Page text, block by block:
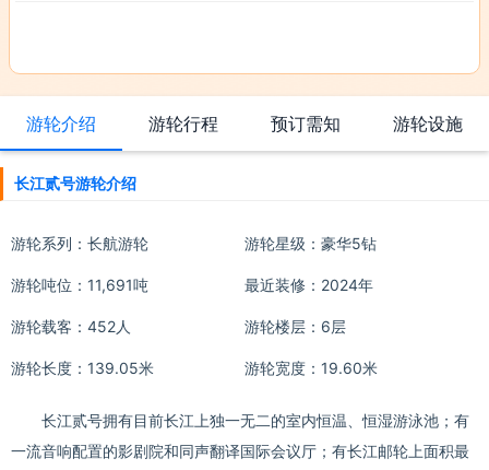
游轮介绍 游轮行程 预订需知 游轮设施
长江贰号游轮介绍
游轮系列： 长航游轮 游轮星级：豪华5钻
游轮吨位：11,691吨 最近装修：2024年
游轮载客：452人 游轮楼层：6层
游轮长度：139.05米 游轮宽度：19.60米
长江贰号拥有目前长江上独一无二的室内恒温、恒湿游泳池；有
一流音响配置的影剧院和同声翻译国际会议厅；有长江邮轮上面积最